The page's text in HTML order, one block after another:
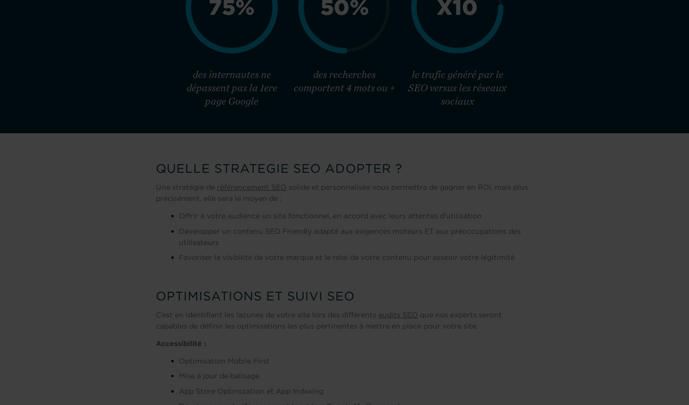
75%
des internautes ne
dépassent pas la 1ere
page Google
50%
des recherches
comportent 4 mots ou +
X10
le trafic généré par le
SEO versus les réseaux
sociaux
QUELLE STRATEGIE SEO ADOPTER ?
Une stratégie de référencement SEO solide et personnalisée vous permettra de gagner en ROI, mais plus
précisément, elle sera le moyen de :
Offrir à votre audience un site fonctionnel, en accord avec leurs attentes d’utilisation
Développer un contenu SEO Friendly adapté aux exigences moteurs ET aux préoccupations des
utilisateurs
Favoriser la visibilité de votre marque et le relai de votre contenu pour asseoir votre légitimité
OPTIMISATIONS ET SUIVI SEO
C’est en identifiant les lacunes de votre site lors des différents audits SEO que nos experts seront
capables de définir les optimisations les plus pertinentes à mettre en place pour votre site.
Accessibilité :
Optimisation Mobile First
Mise à jour de balisage
App Store Optimization et App Indexing